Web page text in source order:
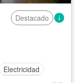
Destacado
Electricidad